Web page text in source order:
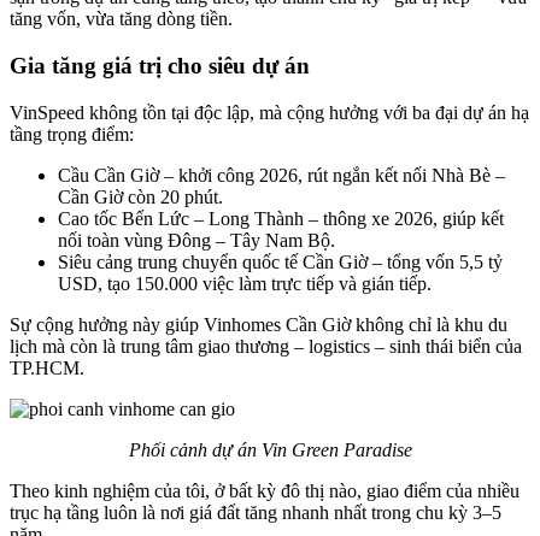
tăng vốn, vừa tăng dòng tiền.
Gia tăng giá trị cho siêu dự án
VinSpeed không tồn tại độc lập, mà cộng hưởng với ba đại dự án hạ
tầng trọng điểm:
Cầu Cần Giờ – khởi công 2026, rút ngắn kết nối Nhà Bè –
Cần Giờ còn 20 phút.
Cao tốc Bến Lức – Long Thành – thông xe 2026, giúp kết
nối toàn vùng Đông – Tây Nam Bộ.
Siêu cảng trung chuyển quốc tế Cần Giờ – tổng vốn 5,5 tỷ
USD, tạo 150.000 việc làm trực tiếp và gián tiếp.
Sự cộng hưởng này giúp Vinhomes Cần Giờ không chỉ là khu du
lịch mà còn là trung tâm giao thương – logistics – sinh thái biển của
TP.HCM.
Phối cảnh dự án Vin Green Paradise
Theo kinh nghiệm của tôi, ở bất kỳ đô thị nào, giao điểm của nhiều
trục hạ tầng luôn là nơi giá đất tăng nhanh nhất trong chu kỳ 3–5